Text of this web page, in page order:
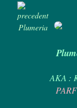
AKA :